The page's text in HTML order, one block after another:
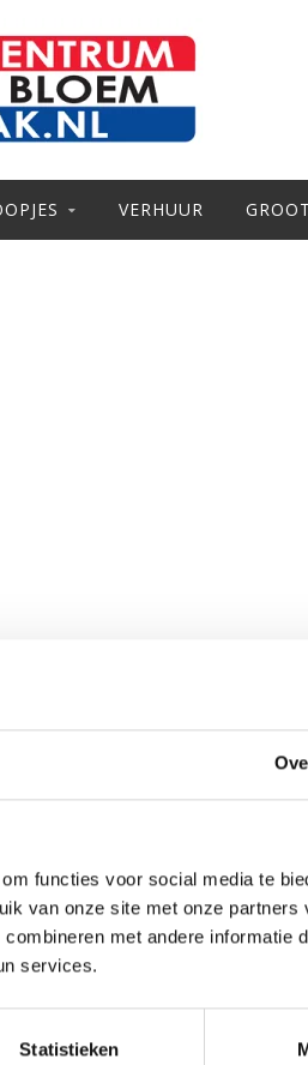
functies voor social media te
van onze site met onze partners
met andere informatie
services.
Statistieken
VERHUUR